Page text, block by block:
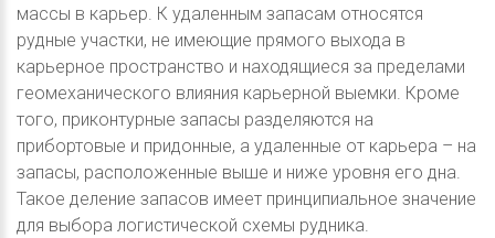
массы в карьер. К удаленным запасам относятся
рудные участки, не имеющие прямого выхода в
карьерное пространство и находящиеся за пределами
геомеханического влияния карьерной выемки. Кроме
того, приконтурные запасы разделяются на
прибортовые и придонные, а удаленные от карьера – на
запасы, расположенные выше и ниже уровня его дна.
Такое деление запасов имеет принципиальное значение
для выбора логистической схемы рудника.